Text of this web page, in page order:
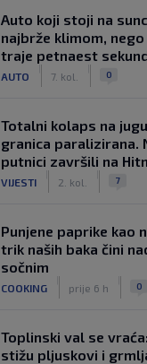
Auto koji stoji na
najbrže klimom,
traje petnaest
AUTO 7. kol. 0
Totalni kolaps na
granica paralizirana.
putnici završili na
VIJESTI 2. kol. 7
Punjene paprike kao
trik naših baka čini
sočnim
COOKING prije 6 h 0
Toplinski val se
stižu pljuskovi i